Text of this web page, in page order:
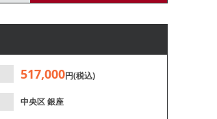
517,000円(税込)
中央区銀座